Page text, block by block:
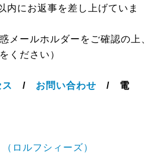
内にお返事を差し上げていま
メールホルダーをご確認の上、
ください）
/ お問い合わせ / 電
ロルフシィーズ）